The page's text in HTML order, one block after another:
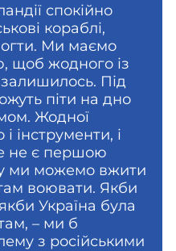
спокійно
кораблі,
Ми маємо
щоб жодного із
Під
піти на дно
Жодної
інструменти, і
не є першою
ми можемо вжити
воювати. Якби
Україна була
– ми б
з російськими